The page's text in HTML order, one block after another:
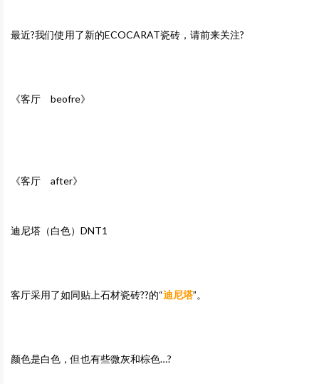
最近?我们使用了新的ECOCARAT瓷砖，请前来关注?
《客厅 beofre》
《客厅 after》
迪尼塔（白色）DNT1
客厅采用了如同贴上石材瓷砖??的“迪尼塔”。
颜色是白色，但也有些微灰和棕色…?